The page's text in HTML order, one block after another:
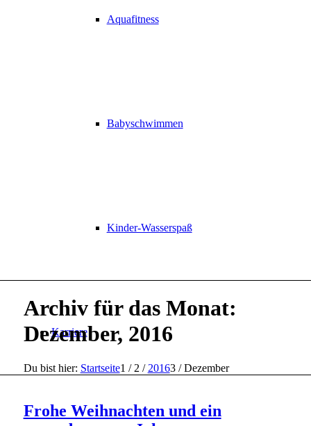
Aquafitness
Babyschwimmen
Kinder-Wasserspaß
Karriere
Archiv für das Monat:
Dezember, 2016
Du bist hier: Startseite1 / 2 / 20163 / Dezember
Frohe Weihnachten und ein